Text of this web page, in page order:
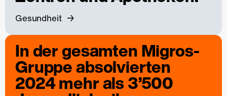
Gesundheit
In der gesamten Migros-
Gruppe absolvierten
2024 mehr als 3’500